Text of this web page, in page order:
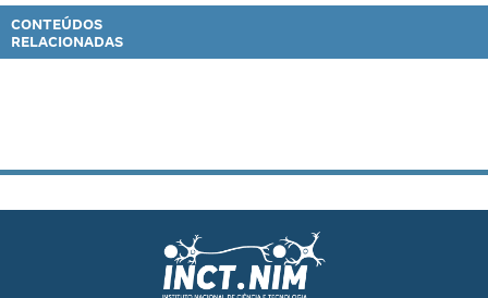
CONTEÚDOS
RELACIONADAS